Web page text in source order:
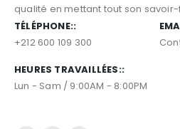
qualité en mettant tout son
TÉLÉPHONE::
+212 600 109 300
HEURES TRAVAILLÉES::
Lun - Sam / 9:00AM - 8:00PM